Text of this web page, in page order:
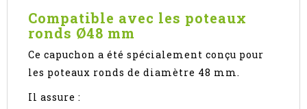
Compatible avec les poteaux
ronds Ø48 mm
Ce capuchon a été spécialement conçu pour
les poteaux ronds de diamètre 48 mm.
Il assure :